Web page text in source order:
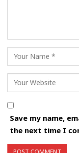
Save my name,
the next time I